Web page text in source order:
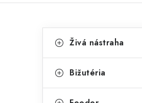
o
n
kategórie
a
e
Živá nástraha
Bižutéria